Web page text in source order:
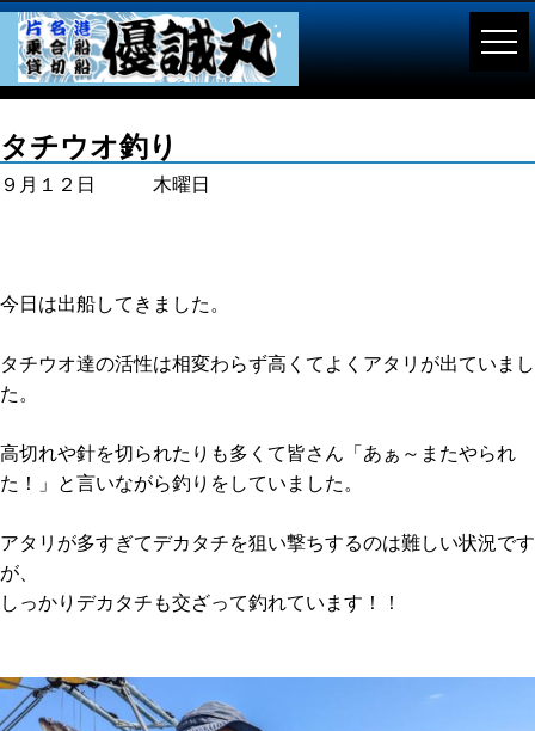
タチウオ釣り
９月１２日 木曜日
今日は出船してきました。
タチウオ達の活性は相変わらず高くてよくアタリが出ていまし
た。
高切れや針を切られたりも多くて皆さん「あぁ～またやられ
た！」と言いながら釣りをしていました。
アタリが多すぎてデカタチを狙い撃ちするのは難しい状況です
が、
しっかりデカタチも交ざって釣れています！！